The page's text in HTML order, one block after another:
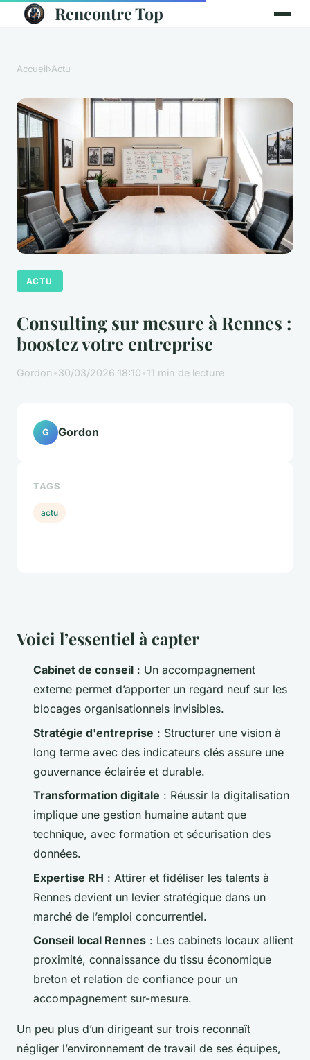
Rencontre Top
Accueil›Actu
ACTU
Consulting sur mesure à Rennes :
boostez votre entreprise
Gordon •30/03/2026 18:10•11 min de lecture
Voici l’essentiel à capter
Cabinet de conseil : Un accompagnement
externe permet d’apporter un regard neuf sur les
blocages organisationnels invisibles.
Stratégie d'entreprise : Structurer une vision à
long terme avec des indicateurs clés assure une
gouvernance éclairée et durable.
Transformation digitale : Réussir la digitalisation
implique une gestion humaine autant que
technique, avec formation et sécurisation des
données.
Expertise RH : Attirer et fidéliser les talents à
Rennes devient un levier stratégique dans un
marché de l’emploi concurrentiel.
Conseil local Rennes : Les cabinets locaux allient
proximité, connaissance du tissu économique
breton et relation de confiance pour un
accompagnement sur-mesure.
Un peu plus d’un dirigeant sur trois reconnaît
négliger l’environnement de travail de ses équipes,
G Gordon
TAGS
actu